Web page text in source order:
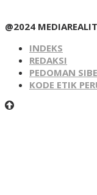
@2024
INDEKS
REDAKSI
PEDOMAN
KODE ETIK